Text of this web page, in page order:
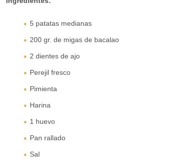
5 patatas medianas
200 gr. de migas de bacalao
2 dientes de ajo
Perejil fresco
Pimienta
Harina
1 huevo
Pan rallado
Sal